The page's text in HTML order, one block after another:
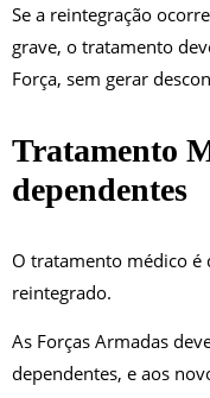
Se a reintegração
grave, o tratamento
Força, sem gerar
Tratamento
dependentes
O tratamento médico
reintegrado.
As Forças Armadas
dependentes, e aos